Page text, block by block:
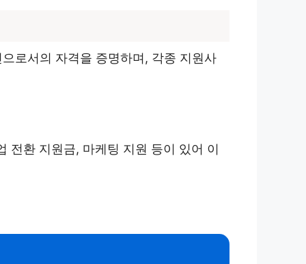
로서의 자격을 증명하며, 각종 지원사
전환 지원금, 마케팅 지원 등이 있어 이